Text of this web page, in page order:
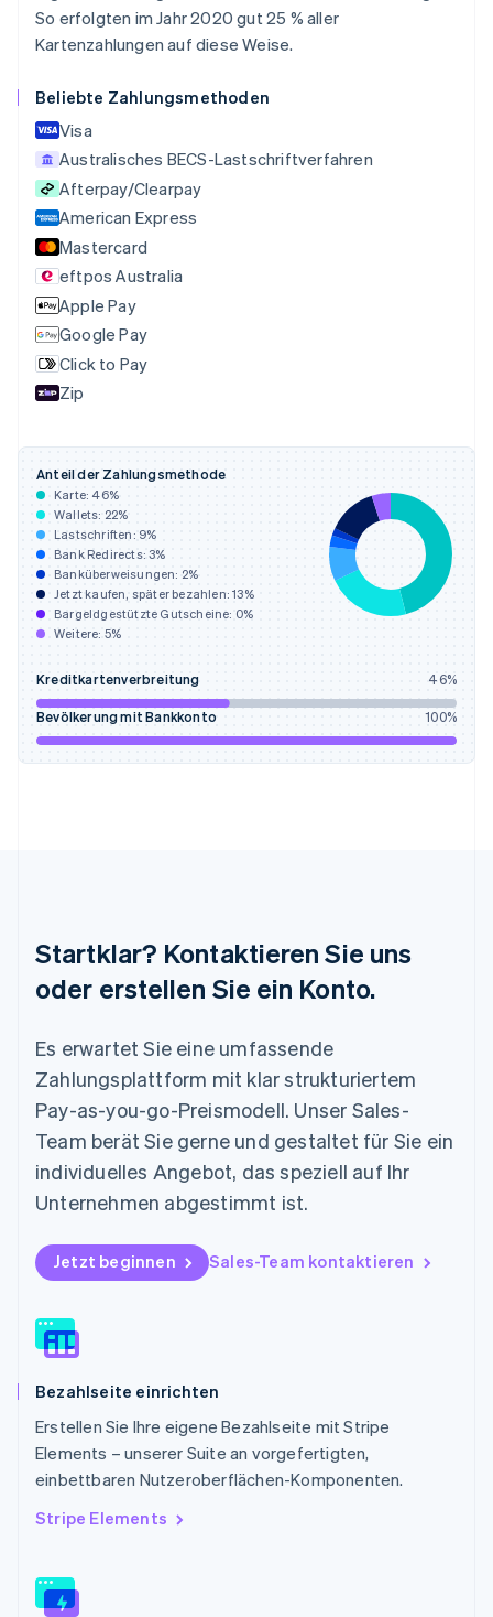
So erfolgten im Jahr 2020 gut 25 % aller
Kartenzahlungen auf diese Weise.
Beliebte Zahlungsmethoden
Visa
Australisches BECS-Lastschriftverfahren
Afterpay/Clearpay
American Express
Mastercard
eftpos Australia
Apple Pay
Google Pay
Click to Pay
Zip
Anteil der Zahlungsmethode
Karte: 46%
Wallets: 22%
Lastschriften: 9%
Bank Redirects:3%
Banküberweisungen: 2%
Jetzt kaufen, später bezahlen:13%
Bargeldgestützte Gutscheine: 0%
Weitere: 5%
Kreditkartenverbreitung 46%
Bevölkerung mit Bankkonto 100%
Startklar? Kontaktieren Sie uns
oder erstellen Sie ein Konto.
Es erwartet Sie eine umfassende
Zahlungsplattform mit klar strukturiertem
Pay-as-you-go-Preismodell. Unser Sales-
Team berät Sie gerne und gestaltet für Sie ein
individuelles Angebot, das speziell auf Ihr
Unternehmen abgestimmt ist.
Jetzt beginnen Sales-Team kontaktieren
Bezahlseite einrichten
Erstellen Sie Ihre eigene Bezahlseite mit Stripe
Elements – unserer Suite an vorgefertigten,
einbettbaren Nutzeroberflächen-Komponenten.
Stripe Elements
Português English
Bulgarien
English
English
Deutschland
Estland
English
Festlandchina
English
Finnland
English Svenska
Frankreich
Français English
Gibraltar
English
Griechenland
English
Irland
English
Italien
ItalianoEnglish
Japan
日本語English
Kanada
EnglishFrançais
EnglishItaliano
Lettland
English
Liechtenstein
DeutschEnglish
English
EspañolEnglish
English
NederlandsEnglish
Norwegen
English
Österreich
Deutsch English
Polen
Portugal
PortuguêsEnglish
Rumänien
Schweden
Svenska
DeutschFrançaisItaliano
Singapur
Slowakei
English
Slowenien
China
English